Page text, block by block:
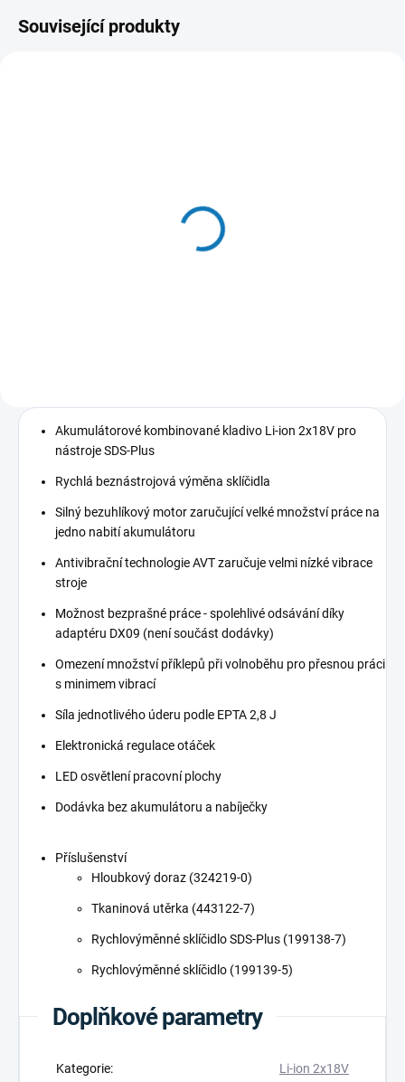
Související produkty
SKLADEM - (ODESLÁNÍ DO 24 HODIN)
Akumulátorové kombinované kladivo Li-ion 2x18V pro
nástroje SDS-Plus
Rychlá beznástrojová výměna sklíčidla
Silný bezuhlíkový motor zaručující velké množství práce na
jedno nabití akumulátoru
Antivibrační technologie AVT zaručuje velmi nízké vibrace
stroje
Možnost bezprašné práce - spolehlivé odsávání díky
adaptéru DX09 (není součást dodávky)
Omezení množství příklepů při volnoběhu pro přesnou práci
s minimem vibrací
Síla jednotlivého úderu podle EPTA 2,8 J
Elektronická regulace otáček
LED osvětlení pracovní plochy
Dodávka bez akumulátoru a nabíječky
Příslušenství
Hloubkový doraz (324219-0)
Tkaninová utěrka (443122-7)
Rychlovýměnné sklíčidlo SDS-Plus (199138-7)
Rychlovýměnné sklíčidlo (199139-5)
Doplňkové parametry
Kategorie: Li-ion 2x18V